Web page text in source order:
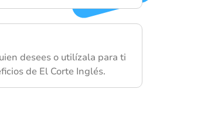
desees o utilízala para ti
de El Corte Inglés.